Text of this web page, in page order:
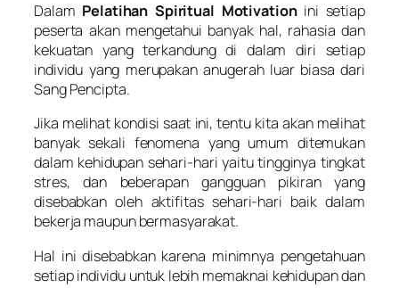
Dalam Pelatihan Spiritual Motivationini setiap
peserta akan mengetahui banyak hal, rahasia dan
kekuatan yang terkandung di dalam diri setiap
individu yang merupakan anugerah luar biasa dari
Sang Pencipta.
Jika melihat kondisi saat ini, tentu kita akan melihat
banyak sekali fenomena yang umum ditemukan
dalam kehidupan sehari-hari yaitu tingginya tingkat
stres, dan beberapan gangguan pikiran yang
disebabkan oleh aktifitas sehari-hari baik dalam
bekerja maupun bermasyarakat.
Hal ini disebabkan karena minimnya pengetahuan
setiap individu untuk lebih memaknai kehidupan dan